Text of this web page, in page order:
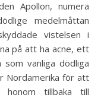
Apollon, numera
medelmåttan
vistelsen i
på att ha acne, ett
vanliga dödliga
Nordamerika för att
tillbaka till